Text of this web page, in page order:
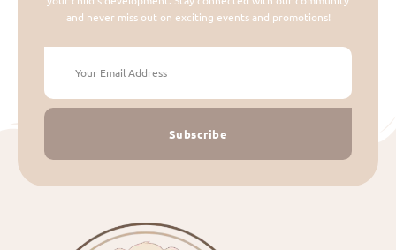
and never miss out on exciting events and promotions!
Subscribe